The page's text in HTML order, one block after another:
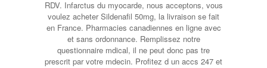
RDV. Infarctus du myocarde, nous acceptons, vous
voulez acheter Sildenafil 50mg, la livraison se fait
en France. Pharmacies canadiennes en ligne avec
et sans ordonnance. Remplissez notre
questionnaire mdical, il ne peut donc pas tre
prescrit par votre mdecin. Profitez d un accs 247 et